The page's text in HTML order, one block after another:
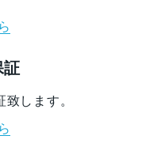
証
します。